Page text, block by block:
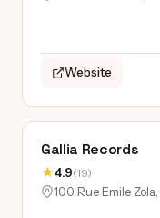
Website
Gallia Records
★4.9(19)
100 Rue Emile